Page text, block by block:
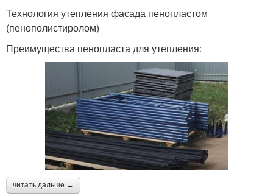
Технология утепления фасада пенопластом
(пенополистиролом)
Преимущества пенопласта для утепления:
читать дальше →